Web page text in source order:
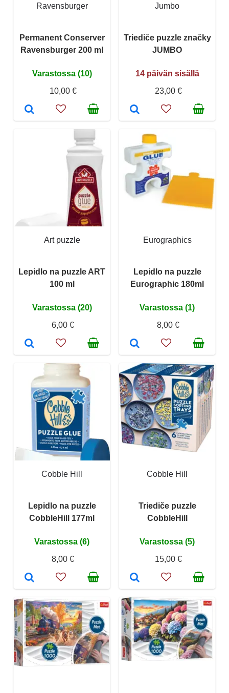
Ravensburger
Permanent Conserver
Ravensburger 200 ml
Varastossa (10)
10,00 €
Jumbo
Triediče puzzle značky
JUMBO
14 päivän sisällä
23,00 €
Art puzzle
Lepidlo na puzzle ART
100 ml
Varastossa (20)
6,00 €
Eurographics
Lepidlo na puzzle
Eurographic 180ml
Varastossa (1)
8,00 €
Cobble Hill
Lepidlo na puzzle
CobbleHill 177ml
Varastossa (6)
8,00 €
Cobble Hill
Triediče puzzle
CobbleHill
Varastossa (5)
15,00 €